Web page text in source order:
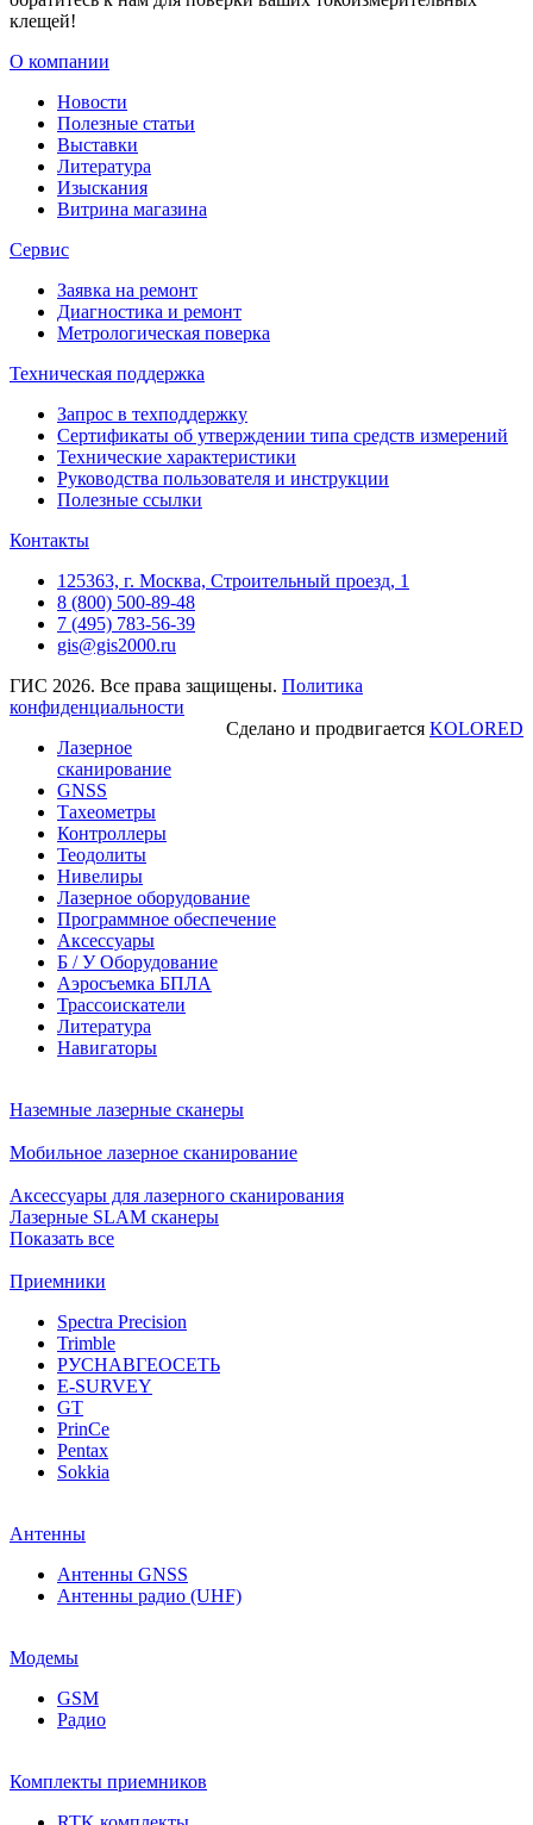
клещей!
О компании
Новости
Полезные статьи
Выставки
Литература
Изыскания
Витрина магазина
Сервис
Заявка на ремонт
Диагностика и ремонт
Метрологическая поверка
Техническая поддержка
Запрос в техподдержку
Сертификаты об утверждении типа средств измерений
Технические характеристики
Руководства пользователя и инструкции
Полезные ссылки
Контакты
125363, г. Москва, Строительный проезд, 1
8 (800) 500-89-48
7 (495) 783-56-39
gis@gis2000.ru
ГИС 2026. Все права защищены. Политика
конфиденциальности
Сделано и продвигается KOLORED
Лазерное
сканирование
GNSS
Тахеометры
Контроллеры
Теодолиты
Нивелиры
Лазерное оборудование
Программное обеспечение
Аксессуары
Б / У Оборудование
Аэросъемка БПЛА
Трассоискатели
Литература
Навигаторы
Наземные лазерные сканеры
Мобильное лазерное сканирование
Аксессуары для лазерного сканирования
Лазерные SLAM сканеры
Показать все
Приемники
Spectra Precision
Trimble
РУСНАВГЕОСЕТЬ
E-SURVEY
GT
PrinCe
Pentax
Sokkia
Антенны
Антенны GNSS
Антенны радио (UHF)
Модемы
GSM
Радио
Комплекты приемников